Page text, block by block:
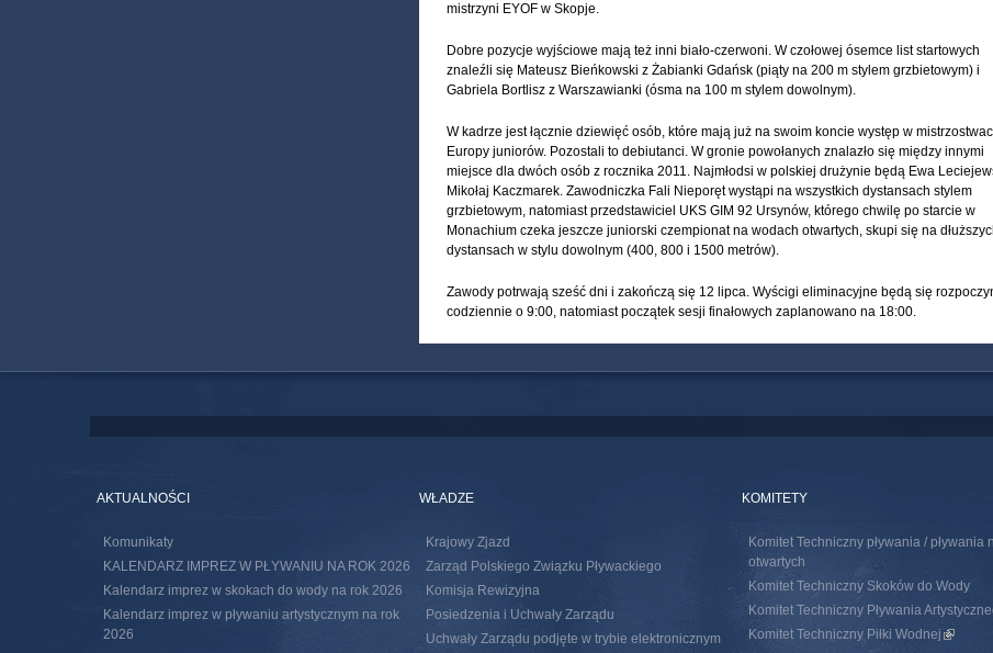
mistrzyni EYOF w Skopje.
Dobre pozycje wyjściowe mają też inni biało-czerwoni. W czołowej ósemce list startowych
znaleźli się Mateusz Bieńkowski z Żabianki Gdańsk (piąty na 200 m stylem grzbietowym) i
Gabriela Bortlisz z Warszawianki (ósma na 100 m stylem dowolnym).
W kadrze jest łącznie dziewięć osób, które mają już na swoim koncie występ w
Europy juniorów. Pozostali to debiutanci. W gronie powołanych znalazło się między innymi
miejsce dla dwóch osób z rocznika 2011. Najmłodsi w polskiej drużynie będą Ewa
Mikołaj Kaczmarek. Zawodniczka Fali Nieporęt wystąpi na wszystkich dystansach stylem
grzbietowym, natomiast przedstawiciel UKS GIM 92 Ursynów, którego chwilę po starcie w
Monachium czeka jeszcze juniorski czempionat na wodach otwartych, skupi się na
dystansach w stylu dowolnym (400, 800 i 1500 metrów).
Zawody potrwają sześć dni i zakończą się 12 lipca. Wyścigi eliminacyjne będą się
codziennie o 9:00, natomiast początek sesji finałowych zaplanowano na 18:00.
AKTUALNOŚCI
Komunikaty
KALENDARZ IMPREZ W PŁYWANIU NA ROK 2026
Kalendarz imprez w skokach do wody na rok 2026
Kalendarz imprez w pływaniu artystycznym na rok
2026
WŁADZE
Krajowy Zjazd
Zarząd Polskiego Związku Pływackiego
Komisja Rewizyjna
Posiedzenia i Uchwały Zarządu
Uchwały Zarządu podjęte w trybie elektronicznym
KOMITETY
Komitet Techniczny pływania / pływania
otwartych
Komitet Techniczny Skoków do Wody
Komitet Techniczny Pływania
Komitet Techniczny Piłki Wodnej (link is